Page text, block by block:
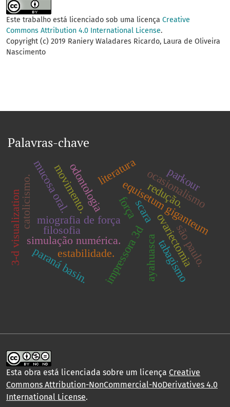
Este trabalho está licenciado sob uma licença Creative
Commons Attribution 4.0 International License.
Copyright (c) 2019 Raniery Waladares Ricardo, Laura de Oliveira
Nascimento
Palavras-chave
impressora 3d
scara
simulação numérica.
equisetum giganteum
ovariectomia
miografia de força
ayahuascatabagismo
redução.
ocasionalismo
força
movimento.
odontologia
mucosa oral.
3-d visualization paraná basin.
parkour
são paulo.
literatura
filosofia
catolicismo.
estabilidade.
Esta obra está licenciada sobre um licença Creative
Commons Attribution-NonCommercial-NoDerivatives 4.0
International License.